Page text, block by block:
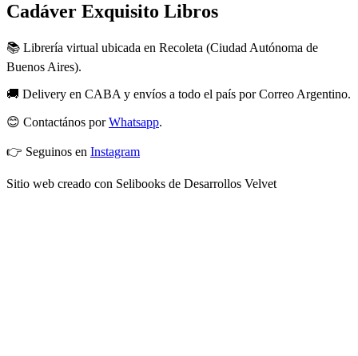
Cadáver Exquisito Libros
📚 Librería virtual ubicada en Recoleta (Ciudad Autónoma de
Buenos Aires).
🚚 Delivery en CABA y envíos a todo el país por Correo Argentino.
😊 Contactános porWhatsapp.
👉 Seguinos en Instagram
Sitio web creado con Selibooks de Desarrollos Velvet